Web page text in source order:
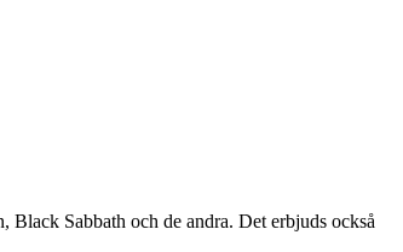
Sabbath och de andra. Det erbjuds också